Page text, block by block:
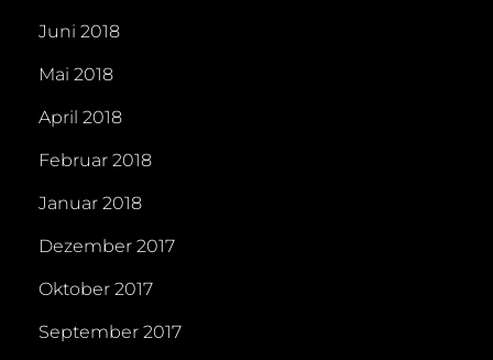
Juni 2018
Mai 2018
April 2018
Februar 2018
Januar 2018
Dezember 2017
Oktober 2017
September 2017